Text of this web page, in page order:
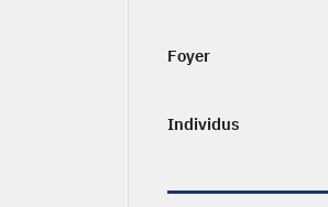
Foyer
Individus